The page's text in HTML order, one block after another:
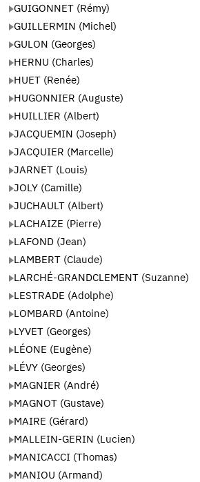
GUIGONNET (Rémy)
GUILLERMIN (Michel)
GULON (Georges)
HERNU (Charles)
HUET (Renée)
HUGONNIER (Auguste)
HUILLIER (Albert)
JACQUEMIN (Joseph)
JACQUIER (Marcelle)
JARNET (Louis)
JOLY (Camille)
JUCHAULT (Albert)
LACHAIZE (Pierre)
LAFOND (Jean)
LAMBERT (Claude)
LARCHÉ-GRANDCLEMENT (Suzanne)
LESTRADE (Adolphe)
LOMBARD (Antoine)
LYVET (Georges)
LÉONE (Eugène)
LÉVY (Georges)
MAGNIER (André)
MAGNOT (Gustave)
MAIRE (Gérard)
MALLEIN-GERIN (Lucien)
MANICACCI (Thomas)
MANIOU (Armand)